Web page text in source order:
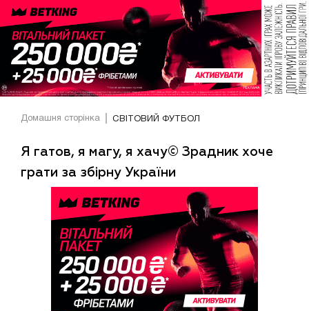
Домашня сторінка СВІТОВИЙ ФУТБОЛ
Я гатов, я магу, я хачу© Зрадник хоче
грати за збірну України